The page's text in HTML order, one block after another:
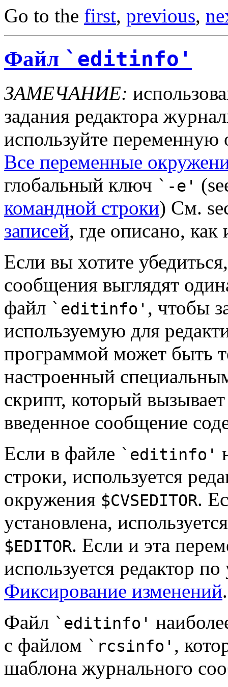
Go to the first, previous,
Файл `editinfo'
ЗАМЕЧАНИЕ:
задания редактора
используйте
Все переменные
глобальный ключ `-e'
командной строки) См.
записей, где описано, как
Если вы хотите
сообщения выглядят
файл `editinfo' , чтобы
используемую для
программой может быть
настроенный
скрипт, который
введенное сообщение
Если в файле `editinfo'
строки, используется
окружения $CVSEDITOR.
установлена,
$EDITOR. Если и эта
используется редактор
Фиксирование изменений.
Файл `editinfo'
с файлом `rcsinfo' ,
шаблона журнального